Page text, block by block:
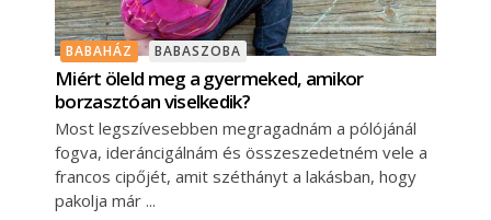
BABAHÁZ BABASZOBA
Miért öleld meg a gyermeked, amikor
borzasztóan viselkedik?
Most legszívesebben megragadnám a pólójánál
fogva, ideráncigálnám és összeszedetném vele a
francos cipőjét, amit széthányt a lakásban, hogy
pakolja már